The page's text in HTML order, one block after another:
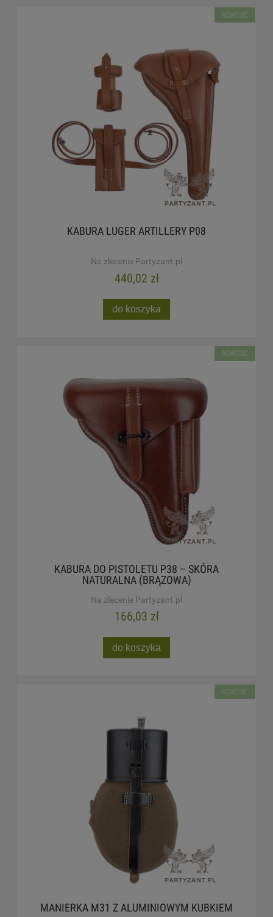
KABURA LUGER ARTILLERY P08
Na zlecenie Partyzant.pl
440,02 zł
do koszyka
NOWOŚĆ
KABURA DO PISTOLETU P38 – SKÓRA
NATURALNA (BRĄZOWA)
Na zlecenie Partyzant.pl
166,03 zł
do koszyka
NOWOŚĆ
MANIERKA M31 Z ALUMINIOWYM KUBKIEM
NOWOŚĆ